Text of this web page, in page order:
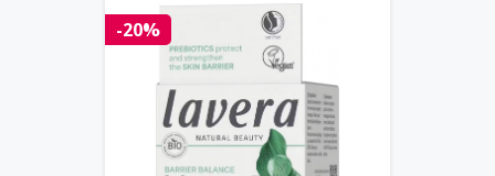
-20%